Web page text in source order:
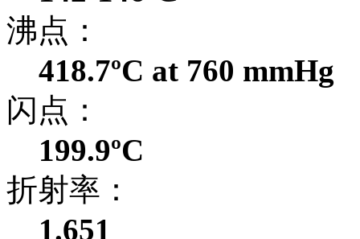
沸点：
418.7ºC at 760 mmHg
闪点：
199.9ºC
折射率：
1.651